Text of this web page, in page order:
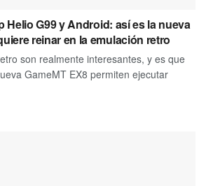
Helio G99 y Android: así es la nueva
reinar en la emulación retro
son realmente interesantes, y es que
GameMT EX8 permiten ejecutar